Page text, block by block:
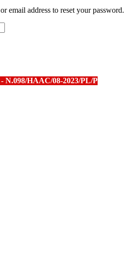
email address to reset your password.
N.098/HAAC/08-2023/PL/P